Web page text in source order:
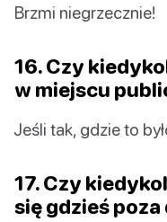
Brzmi niegrzecznie!
16. Czy
w miejscu
Jeśli tak, gdzie to
17. Czy
się gdzieś poza